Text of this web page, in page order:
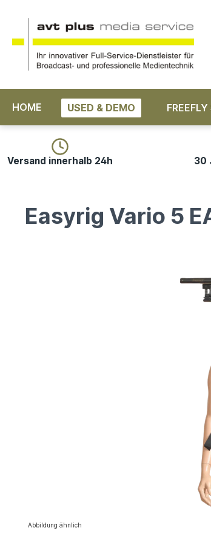
HOME USED & DEMO
Versand innerhalb 24h 30
Easyrig Vario 5
Abbildung ähnlich